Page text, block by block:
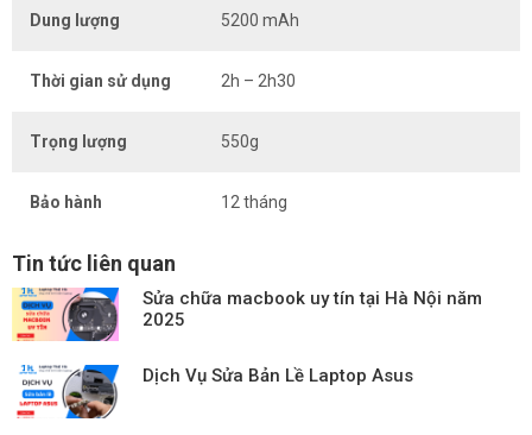
Dung lượng 5200 mAh
Thời gian sử dụng 2h – 2h30
Trọng lượng 550g
Bảo hành 12 tháng
Tin tức liên quan
Sửa chữa macbook uy tín tại Hà Nội năm
2025
Dịch Vụ Sửa Bản Lề Laptop Asus